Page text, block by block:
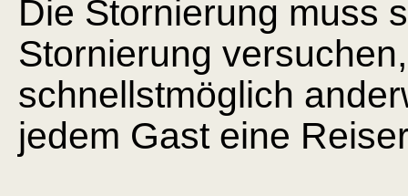
Die Stornierung muss
Stornierung
schnellstmöglich
jedem Gast eine